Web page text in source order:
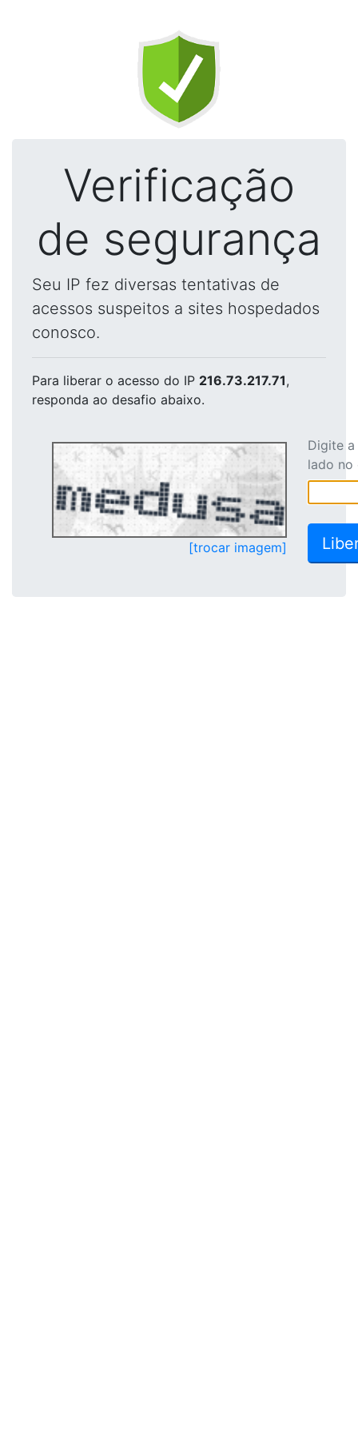
Verificação
de segurança
Seu IP fez diversas tentativas de
acessos suspeitos a sites hospedados
conosco.
Para liberar o acesso do IP 216.73.217.71,
responda ao desafio abaixo.
[trocar imagem]
Digite
lado no